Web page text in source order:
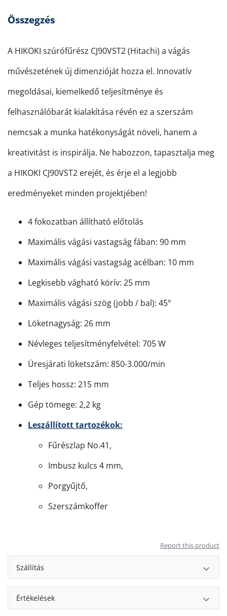
Összegzés
A HIKOKI szúrófűrész CJ90VST2 (Hitachi) a vágás
művészetének új dimenzióját hozza el. Innovatív
megoldásai, kiemelkedő teljesítménye és
felhasználóbarát kialakítása révén ez a szerszám
nemcsak a munka hatékonyságát növeli, hanem a
kreativitást is inspirálja. Ne habozzon, tapasztalja meg
a HIKOKI CJ90VST2 erejét, és érje el a legjobb
eredményeket minden projektjében!
4 fokozatban állítható előtolás
Maximális vágási vastagság fában: 90 mm
Maximális vágási vastagság acélban: 10 mm
Legkisebb vágható körív: 25 mm
Maximális vágási szög (jobb / bal): 45°
Löketnagyság: 26 mm
Névleges teljesítményfelvétel: 705 W
Üresjárati löketszám: 850-3.000/min
Teljes hossz: 215 mm
Gép tömege: 2,2 kg
Leszállított tartozékok:
Fűrészlap No.41,
Imbusz kulcs 4 mm,
Porgyűjtő,
Szerszámkoffer
Report this product
Szállítás
Értékelések